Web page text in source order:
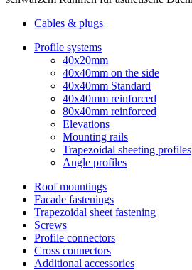
Cables & plugs
Profile systems
40x20mm
40x40mm on the side
40x40mm Standard
40x40mm reinforced
80x40mm reinforced
Elevations
Mounting rails
Trapezoidal sheeting profiles
Angle profiles
Roof mountings
Facade fastenings
Trapezoidal sheet fastening
Screws
Profile connectors
Cross connectors
Additional accessories